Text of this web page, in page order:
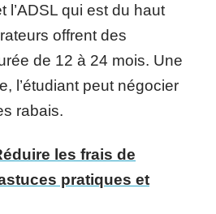
l’ADSL qui est du haut
offrent des
de 12 à 24 mois. Une
l’étudiant peut négocier
rabais.
les frais de
pratiques et